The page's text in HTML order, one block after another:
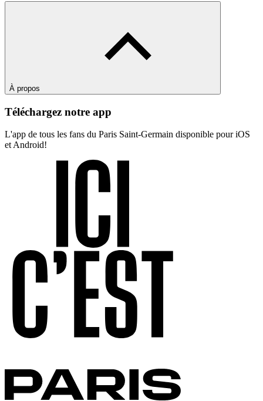
À propos
Téléchargez notre app
L'app de tous les fans du Paris Saint-Germain disponible pour iOS
et Android!